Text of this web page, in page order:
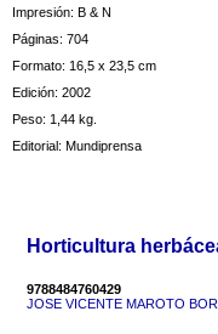
Impresión: B & N
Páginas: 704
Formato: 16,5 x 23,5 cm
Edición: 2002
Peso: 1,44 kg.
Editorial: Mundiprensa
Horticultura
9788484760429
JOSE VICENTE MAROTO